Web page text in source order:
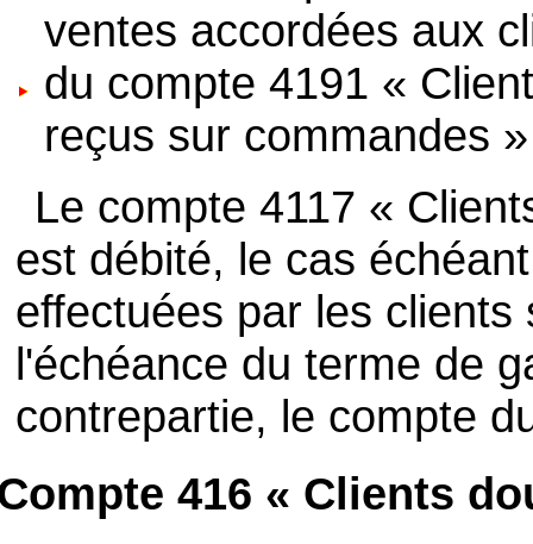
ventes accordées aux
du compte 4191 «
reçus sur commandes
Le compte 4117 «
est débité, le cas
effectuées par les
l'échéance du terme de
contrepartie, le compte
416 « Clients